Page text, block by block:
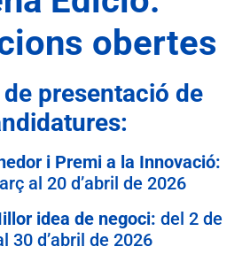
obertes
presentació de
i Premi a la Innovació:
al 20 d’abril de 2026
idea de negoci: del 2 de
30 d’abril de 2026